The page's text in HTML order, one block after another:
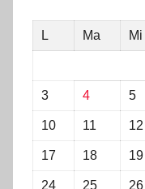
L
Ma Mi
3 4 5
10 11 12
17 18 19
24 25 26